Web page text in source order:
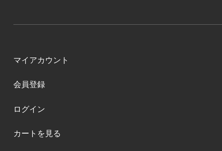
マイアカウント
会員登録
ログイン
カートを見る